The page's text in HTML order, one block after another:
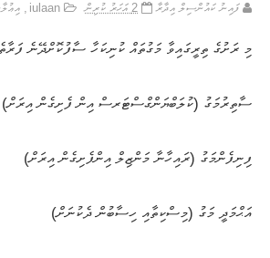
ފައިނު ކައުންސިލް އިދާރާ 2 އަހަރު ކުރިން iulaan
,
މި ރަށުގެ ތިރީގައިވާ މަގުތައް ކުނިކަހާ ސާފުކޮށްދޭނެ
ސާތިރުމަގު (ކުލަބްޔަންގްސްޓަރސް އިން ފެށިގެން އިރަށް)
ފިނިފެންމަގު (ރައިހާނާ މަންޒިލް އިންފެށިގެން އިރަށް)
އަޙްމަދީ މަގު (މިސްކިތާއި ހިސާބުން ދެކުނަށް)